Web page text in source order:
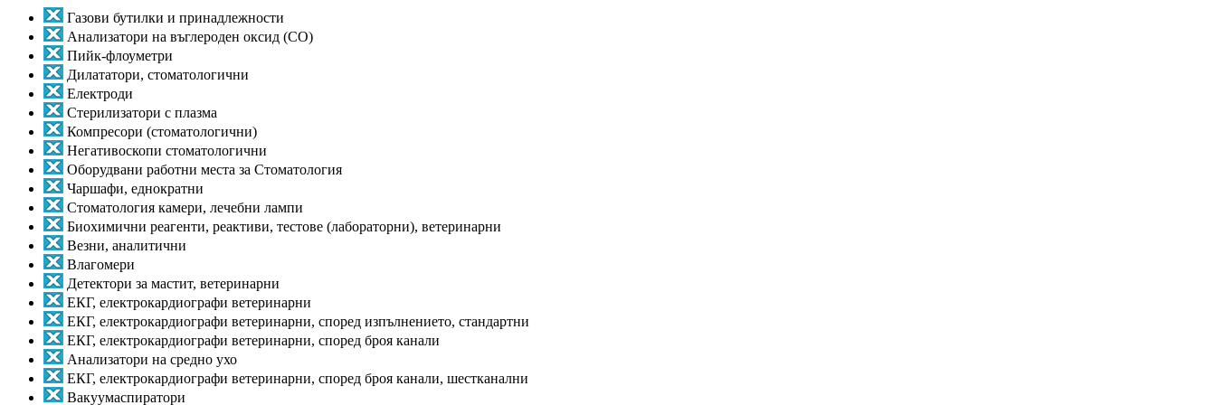
Газови бутилки и принадлежности
Анализатори на въглероден оксид (CO)
Пийк-флоуметри
Дилататори, стоматологични
Електроди
Стерилизатори с плазма
Компресори (стоматологични)
Негативоскопи стоматологични
Оборудвани работни места за Стоматология
Чаршафи, еднократни
Стоматология камери, лечебни лампи
Биохимични реагенти, реактиви, тестове (лабораторни), ветеринарни
Везни, аналитични
Влагомери
Детектори за мастит, ветеринарни
ЕКГ, електрокардиографи ветеринарни
ЕКГ, електрокардиографи ветеринарни, според изпълнението, стандартни
ЕКГ, електрокардиографи ветеринарни, според броя канали
Анализатори на средно ухо
ЕКГ, електрокардиографи ветеринарни, според броя канали, шестканални
Вакуумаспиратори